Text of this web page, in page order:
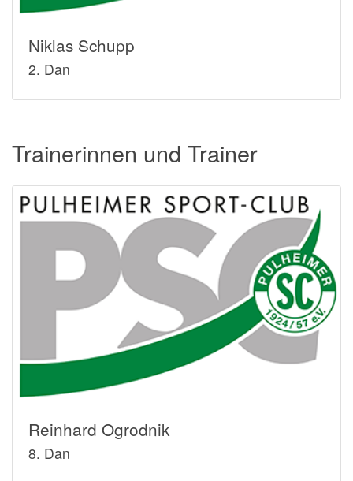
Niklas Schupp
2. Dan
Trainerinnen und Trainer
Reinhard Ogrodnik
8. Dan